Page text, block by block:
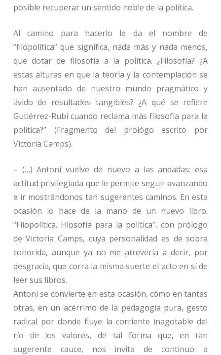
posible recuperar un sentido noble de la política.
Al camino para hacerlo le da el nombre de
“filopolítica” que significa, nada más y nada menos,
que dotar de filosofía a la política. ¿Filosofía? ¿A
estas alturas en que la teoría y la contemplación se
han ausentado de nuestro mundo pragmático y
ávido de resultados tangibles? ¿A qué se refiere
Gutiérrez-Rubí cuando reclama más filosofía para la
política?” (Fragmento del prológo escrito por
Victoria Camps).
– (…) Antoni vuelve de nuevo a las andadas: esa
actitud privilegiada que le permite seguir avanzando
e ir mostrándonos tan sugerentes caminos. En esta
ocasión lo hace de la mano de un nuevo libro:
“Filopolítica. Filosofía para la política”, con prólogo
de Victoria Camps, cuya personalidad es de sobra
conocida, aunque ya no me atrevería a decir, por
desgracia, que corra la misma suerte el acto en sí de
leer sus libros.
Antoni se convierte en esta ocasión, cómo en tantas
otras, en un acérrimo de la pedagogía pura, gesto
radical por donde fluye la corriente inagotable del
río de los valores, de tal forma que, en tan
sugerente cauce, nos invita de continuo a